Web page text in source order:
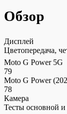
Обзор
Дисплей
Цветопередача,
Moto G Power 5G
79
Moto G Power
78
Камера
Тесты основной